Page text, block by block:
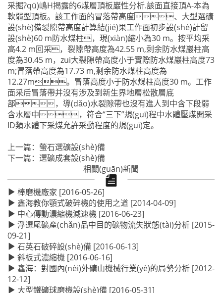
采掘?qū)嶋H揭露的6煤層頂板巖性分析.該面直接頂A-本為
軟弱型頂板。該工作面的冒落帶高度、大型選礦
設(shè)備裂隙帶高度計算結(jié)果工作面初步設(shè)計留
設(shè)60 m防水煤柱，現(xiàn)縮小為30 m。按平均采
高4.2 m回采，裂隙帶高度為42.55 m,剩余防水煤巖柱高
度為30.45 m，zui大裂隙帶高度小于實際防水煤巖柱高度73
m;冒落帶高度為17.73 m,剩余防水煤柱高度為
12.27m。冒落高度小于防水煤柱高度30 m。工作
面采后冒落帶并沒有涉及到新生界地層松散層底
部，導(dǎo)水裂隙帶也沒有進人到中含下段弱
含水層中，符合“三下”規(guī)程中水體壓煤開采
ID類水體下采煤允許采動程度的規(guī)定。
上一篇： 螢石選礦設(shè)備
下一篇： 選礦成套設(shè)備
相關(guān)新聞
棒磨機廠家 [2016-05-26]
鑫海教你顎式破碎機的使用之道 [2014-04-09]
中心傳動濃縮機減速機 [2016-06-23]
浮選尾礦產(chǎn)品中目的礦物流失狀態(tài)分析 [2015-
09-21]
石英石破碎設(shè)備 [2016-06-13]
斜板式濃縮機 [2016-06-16]
鑫海：對國內(nèi)外礦山機械行業(yè)的局勢分析 [2012-
12-12]
大型鐵礦球磨機設(shè)備 [2016-05-31]